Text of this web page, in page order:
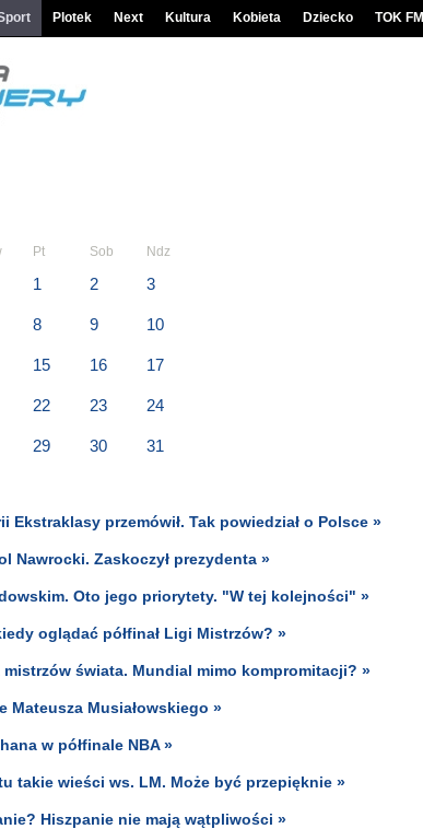
Plotek Next Kultura Kobieta Dziecko TOK FM
Pt Sob Ndz
1 2 3
8 9 10
15 16 17
22 23 24
29 30 31
Ekstraklasy przemówił. Tak powiedział o Polsce »
Nawrocki. Zaskoczył prezydenta »
Oto jego priorytety. "W tej kolejności" »
oglądać półfinał Ligi Mistrzów? »
świata. Mundial mimo kompromitacji? »
Mateusza Musiałowskiego »
w półfinale NBA »
takie wieści ws. LM. Może być przepięknie »
Hiszpanie nie mają wątpliwości »